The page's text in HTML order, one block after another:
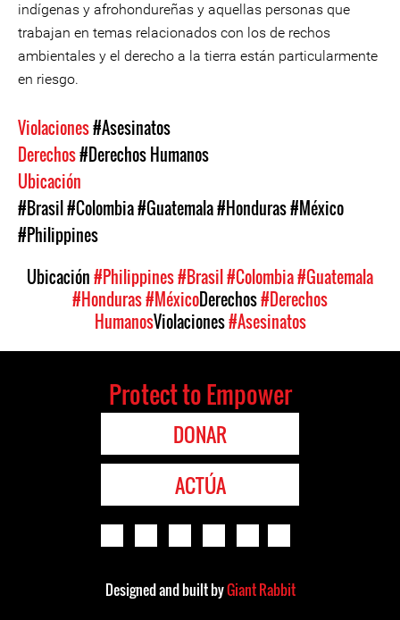
indígenas y afrohondureñas y aquellas personas que
trabajan en temas relacionados con los de rechos
ambientales y el derecho a la tierra están particularmente
en riesgo.
Violaciones#Asesinatos
Derechos#Derechos Humanos
Ubicación
#Brasil#Colombia#Guatemala#Honduras#México
#Philippines
Ubicación#Philippines#Brasil#Colombia#Guatemala
#Honduras#MéxicoDerechos#Derechos
HumanosViolaciones#Asesinatos
Protect to Empower
DONAR
ACTÚA
Designed and built byGiant Rabbit